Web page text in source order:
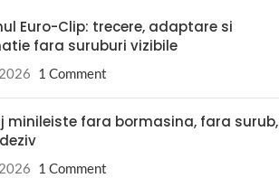
Euro-Clip: trecere, adaptare si
fara suruburi vizibile
1 Comment
minileiste fara bormasina, fara surub,
1 Comment